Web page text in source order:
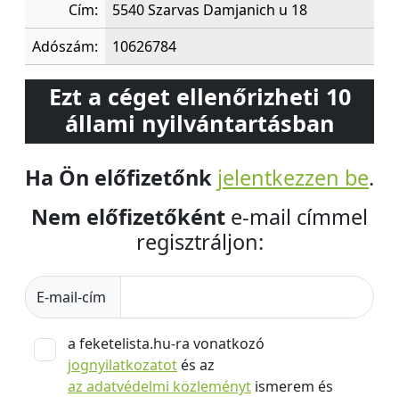
Cím:
5540 Szarvas Damjanich u 18
Adószám:
10626784
Ezt a céget ellenőrizheti 10
állami nyilvántartásban
Ha Ön előfizetőnk jelentkezzen be.
Nem előfizetőként e-mail címmel
regisztráljon:
E-mail-cím
a feketelista.hu-ra vonatkozó
jognyilatkozatot és az
az adatvédelmi közleményt ismerem és